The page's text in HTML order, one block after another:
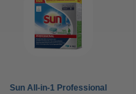
Sun All-in-1 Professional